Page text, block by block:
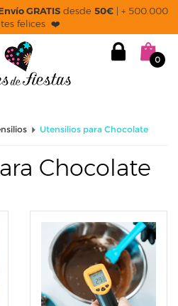
GRATIS desde 50€ | + 500.000
felices ❤️
0
Utensilios para Chocolate
Chocolate